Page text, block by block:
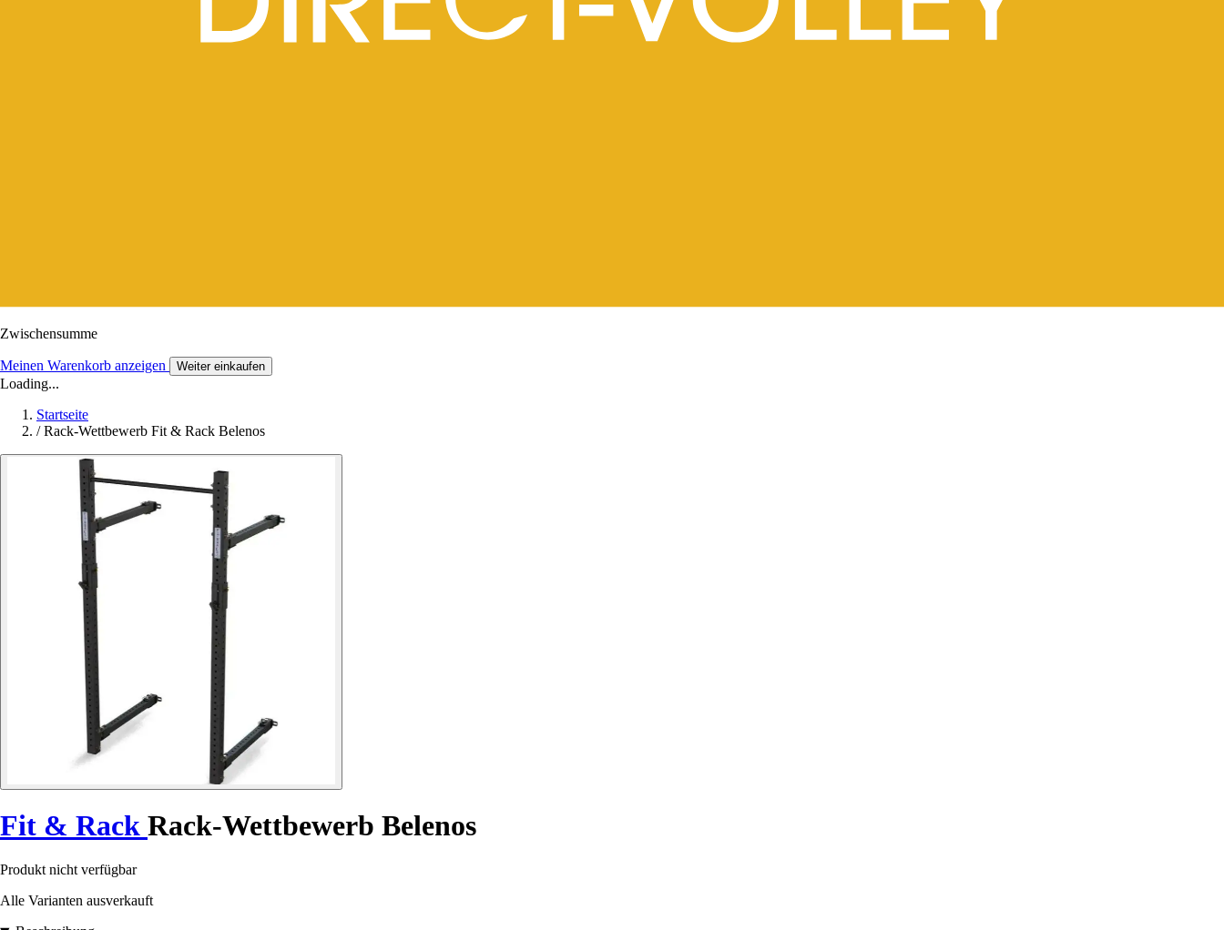
Zwischensumme
Meinen Warenkorb anzeigen Weiter einkaufen
Loading...
Startseite
/ Rack-Wettbewerb Fit & Rack Belenos
Fit & Rack Rack-Wettbewerb Belenos
Produkt nicht verfügbar
Alle Varianten ausverkauft